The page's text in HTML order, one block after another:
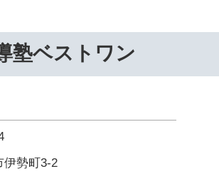
塾ベストワン
伊勢町3-2